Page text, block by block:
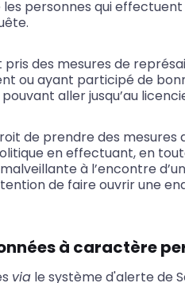
personnes qui
des mesures de
ou ayant participé de
aller jusqu’au
de prendre des
en effectuant, en
à l’encontre
de faire ouvrir une
à caractère
viale système d'alerte de